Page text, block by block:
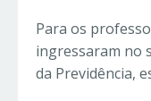
Para os
ingressaram no
da Previdência,